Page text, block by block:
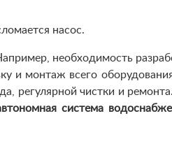
насос.
необходимость
и монтаж всего
регулярной чистки и
система